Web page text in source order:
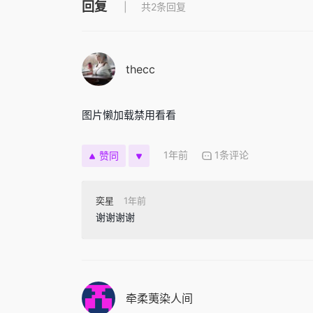
回复 共2条回复
thecc
图片懒加载禁用看看
赞同 1年前 1条评论
奕星 1年前
谢谢谢谢
牵柔荑染人间